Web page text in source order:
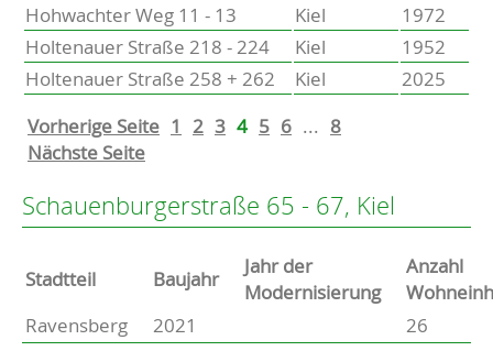
Hohwachter Weg 11 - 13
Kiel
1972
Holtenauer Straße 218 - 224
Kiel
1952
Holtenauer Straße 258 + 262
Kiel
2025
Vorherige Seite 1 2 3 4 5 6 ... 8
Nächste Seite
Schauenburgerstraße 65 - 67, Kiel
Stammdaten
Basisdaten zur Immobilie
Stadtteil Baujahr
Jahr der
Modernisierung
Anzahl
Ravensberg
2021 26